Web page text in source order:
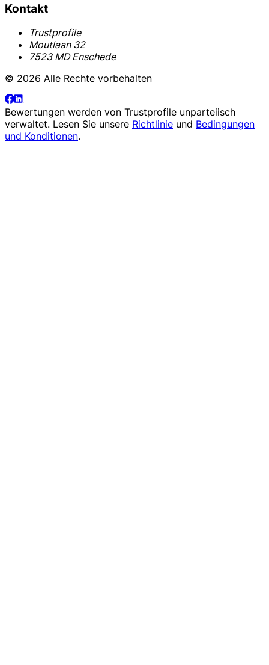
Kontakt
Trustprofile
Moutlaan 32
7523 MD Enschede
© 2026 Alle Rechte vorbehalten
Bewertungen werden von Trustprofile unparteiisch
verwaltet. Lesen Sie unsere Richtlinie und Bedingungen
und Konditionen.